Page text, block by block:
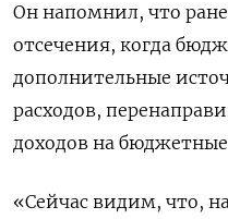
Он напомнил, что
отсечения, когда
дополнительные
расходов,
доходов на
«Сейчас видим, что,